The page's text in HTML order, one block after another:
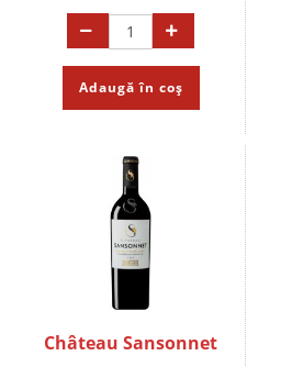
Adaugă în coș
Château Sansonnet